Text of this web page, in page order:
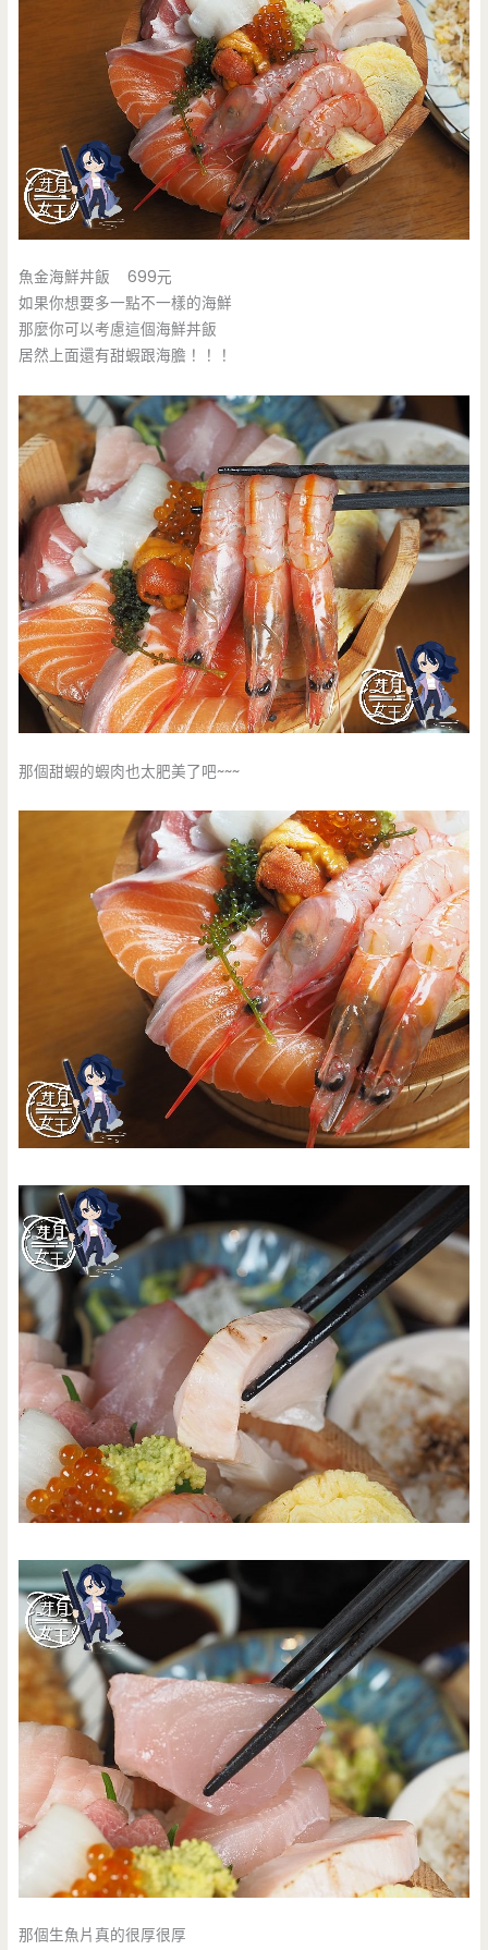
魚金海鮮丼飯 699元
如果你想要多一點不一樣的海鮮
那麼你可以考慮這個海鮮丼飯
居然上面還有甜蝦跟海膽！！！
那個甜蝦的蝦肉也太肥美了吧~~~
那個生魚片真的很厚很厚